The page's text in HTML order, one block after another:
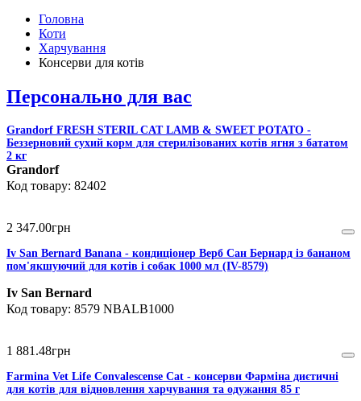
Головна
Коти
Харчування
Консерви для котів
Персонально для вас
Grandorf FRESH STERIL CAT LAMB & SWEET POTATO -
Беззерновий сухий корм для стерилізованих котів ягня з бататом
2 кг
Grandorf
82402
2 347.00грн
Iv San Bernard Banana - кондиціонер Верб Сан Бернард із бананом
пом'якшуючий для котів і собак 1000 мл (IV-8579)
Iv San Bernard
8579 NBALB1000
1 881 .48грн
Farmina Vet Life Convalescense Cat - консерви Фарміна диєтичні
для котів для відновлення харчування та одужання 85 г